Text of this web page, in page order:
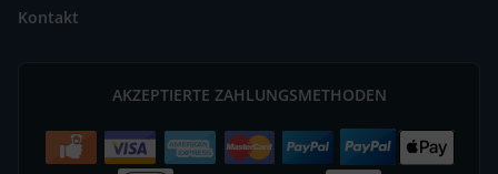
Kontakt
AKZEPTIERTE ZAHLUNGSMETHODEN